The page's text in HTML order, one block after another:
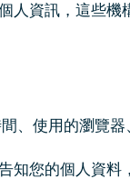
人資訊，這些機
、使用的瀏覽器
知您的個人資料